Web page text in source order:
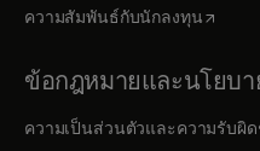
ความสัมพันธ์กับนักลงทุนopens
ข้อกฎหมายและนโยบา
ความเป็นส่วนตัวและความรับผิ